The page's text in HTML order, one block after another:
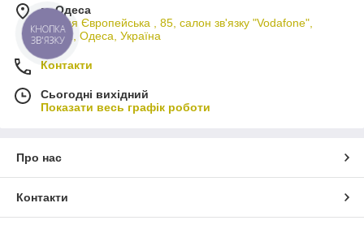
м. Одеса
вулиця Європейська , 85, салон зв'язку "Vodafone",
65012, Одеса, Україна
Контакти
Сьогодні вихідний
Показати весь графік роботи
Про нас
Контакти
КНОПКА
ЗВ'ЯЗКУ